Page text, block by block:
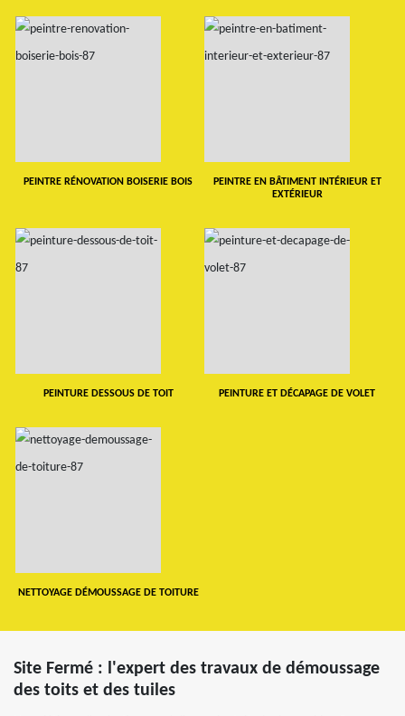
PEINTRE RÉNOVATION BOISERIE BOIS
PEINTRE EN BÂTIMENT INTÉRIEUR ET
EXTÉRIEUR
PEINTURE DESSOUS DE TOIT PEINTURE ET DÉCAPAGE DE VOLET
NETTOYAGE DÉMOUSSAGE DE TOITURE
Site Fermé : l'expert des travaux de démoussage
des toits et des tuiles